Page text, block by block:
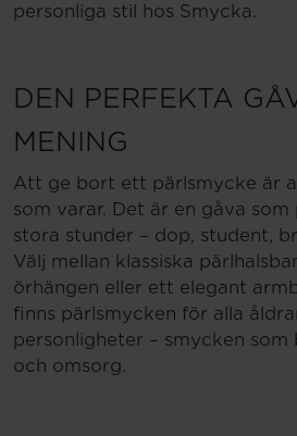
personliga stil hos Smycka.
DEN PERFEKTA
MENING
Att ge bort ett pärlsmycke är
som varar. Det är en gåva som
stora stunder – dop, student,
Välj mellan klassiska
örhängen eller ett elegant
finns pärlsmycken för alla
personligheter – smycken som
och omsorg.